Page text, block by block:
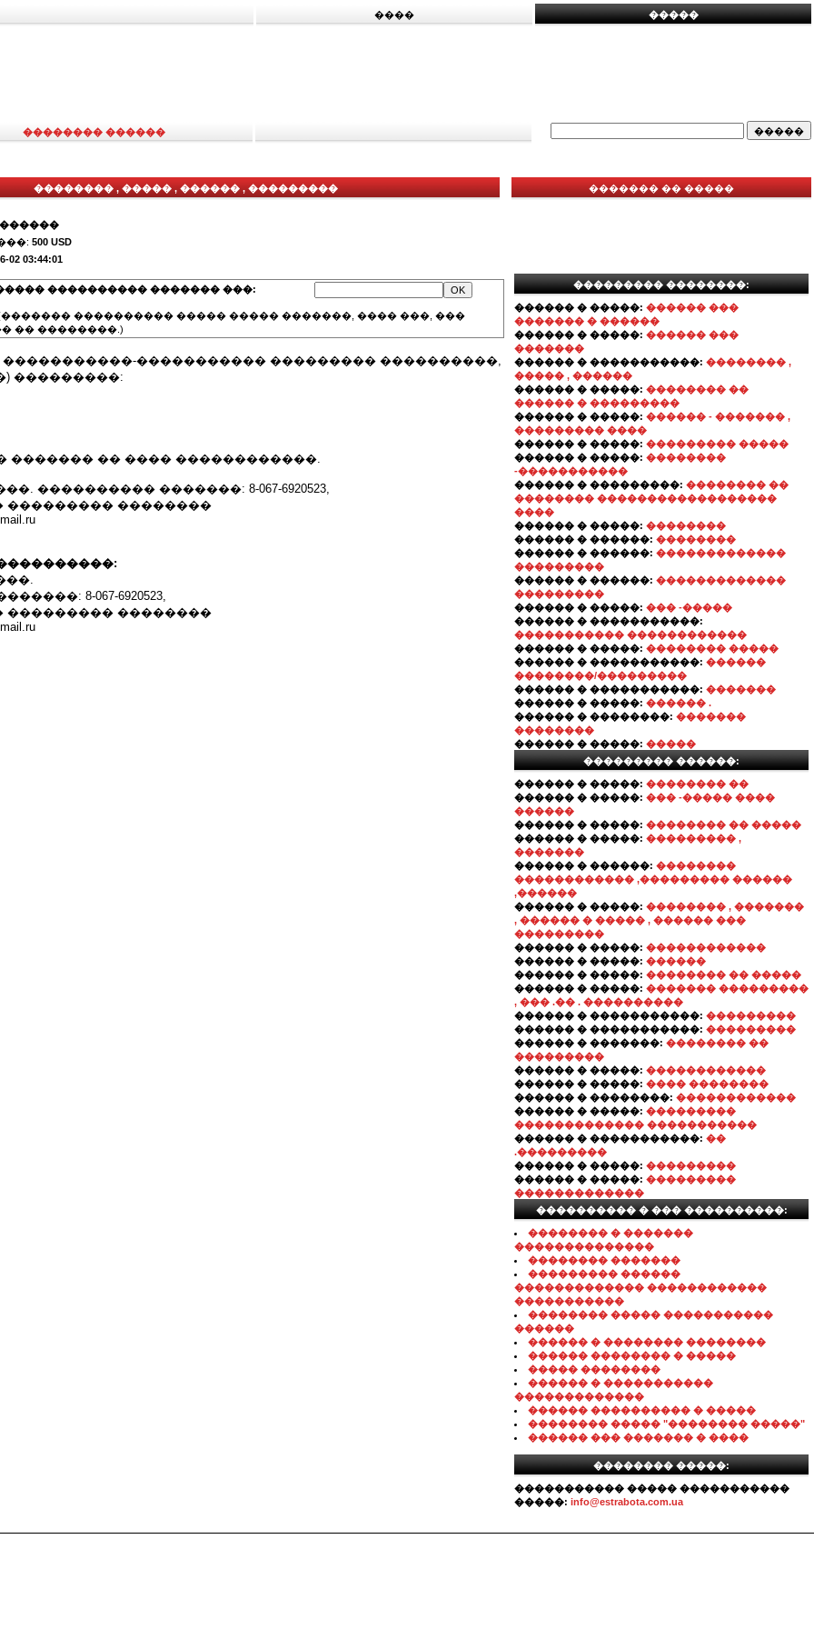
���� �����
�������� ������
�������� , ����� , ������ , ���������
500 USD
02 03:44:01
���������� ������� ���:
���������� ����� ����� �������, ���� ���, ���
�� ��������.)
�����������-����������� ��������� ����������,
���������:
������� �� ���� ������������.
���������� �������: 8-067-6920523,
��������� ��������
8-067-6920523,
��������� ��������
������� �� �����
��������� ��������:
������ � �����: ������ ���
������� � ������
������ � �����: ������ ���
�������
������ � �����������: �������� ,
����� , ������
������ � �����: �������� ��
������ � ���������
������ � �����: ������ - ������� ,
��������� ����
������ � �����: ��������� �����
������ � �����: ��������
-�����������
������ � ���������: �������� ��
�������� ������������������
����
������ � �����: ��������
������ � ������: ��������
������ � ������: �������������
���������
������ � ������: �������������
���������
������ � �����: ��� -�����
������ � �����������:
����������� ������������
������ � �����: �������� �����
������ � �����������: ������
��������/���������
������ � �����������: �������
������ � �����: ������ .
������ � ��������: �������
��������
������ � �����: �����
��������� ������:
������ � �����: �������� ��
������ � �����: ��� -����� ����
������
������ � �����: �������� �� �����
������ � �����: ��������� ,
�������
������ � ������: ��������
������������ ,��������� ������
,������
������ � �����: �������� , �������
, ������ � ����� , ������ ���
���������
������ � �����: ������������
������ � �����: ������
������ � �����: �������� �� �����
������ � �����: ������� ���������
, ��� .�� . ����������
������ � �����������: ���������
������ � �����������: ���������
������ � �������: �������� ��
���������
������ � �����: ������������
������ � �����: ���� ��������
������ � ��������: ������������
������ � �����: ���������
������������� �����������
������ � �����������: ��
.���������
������ � �����: ���������
������ � �����: ���������
�������������
���������� � ��� ����������:
�������� � �������
��������������
�������� �������
��������� ������
������������� ������������
�����������
�������� ����� �����������
������
������ � �������� ��������
������ �������� � �����
����� ��������
������ � �����������
�������������
������ ���������� � �����
�������� ����� "�������� �����"
������ ��� ������� � ����
�������� �����:
����������� ����� �����������
�����: info@estrabota.com.ua